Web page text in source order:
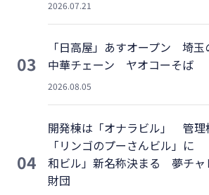
2026.07.21
03
「日高屋」あすオープン 埼玉
中華チェーン ヤオコーそば
2026.08.05
04
開発棟は「オナラビル」 管理
「リンゴのプーさんビル」に
和ビル」新名称決まる 夢チャ
財団